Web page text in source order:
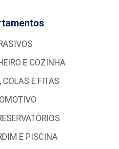
E COZINHA
COLAS E FITAS
E PISCINA